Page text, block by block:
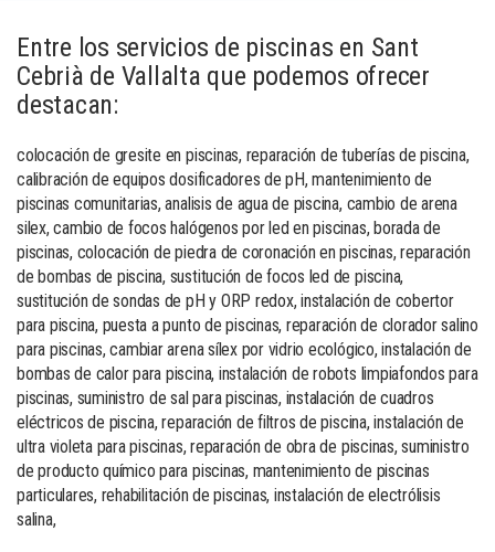
Entre los servicios de piscinas en Sant
Cebrià de Vallalta que podemos ofrecer
destacan:
colocación de gresite en piscinas, reparación de tuberías de piscina,
calibración de equipos dosificadores de pH, mantenimiento de
piscinas comunitarias, analisis de agua de piscina, cambio de arena
silex, cambio de focos halógenos por led en piscinas, borada de
piscinas, colocación de piedra de coronación en piscinas, reparación
de bombas de piscina, sustitución de focos led de piscina,
sustitución de sondas de pH y ORP redox, instalación de cobertor
para piscina, puesta a punto de piscinas, reparación de clorador salino
para piscinas, cambiar arena sílex por vidrio ecológico, instalación de
bombas de calor para piscina, instalación de robots limpiafondos para
piscinas, suministro de sal para piscinas, instalación de cuadros
eléctricos de piscina, reparación de filtros de piscina, instalación de
ultra violeta para piscinas, reparación de obra de piscinas, suministro
de producto químico para piscinas, mantenimiento de piscinas
particulares, rehabilitación de piscinas, instalación de electrólisis
salina,